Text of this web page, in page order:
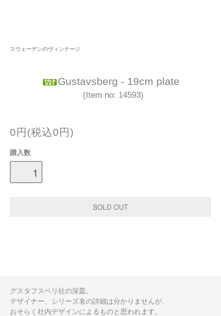
スウェーデンのヴィンテージ
Gustavsberg - 19cm plate
(Item no: 14593)
0円(税込0円)
購入数
グスタフスベリ社の深皿。
デザイナー、シリーズ名の詳細は分かりませんが、
おそらく社内デザインによるものと思われます。